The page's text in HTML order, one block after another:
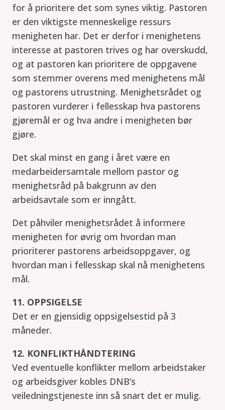
for å prioritere det som synes viktig. Pastoren
er den viktigste menneskelige ressurs
menigheten har. Det er derfor i menighetens
interesse at pastoren trives og har overskudd,
og at pastoren kan prioritere de oppgavene
som stemmer overens med menighetens mål
og pastorens utrustning. Menighetsrådet og
pastoren vurderer i fellesskap hva pastorens
gjøremål er og hva andre i menigheten bør
gjøre.
Det skal minst en gang i året være en
medarbeidersamtale mellom pastor og
menighetsråd på bakgrunn av den
arbeidsavtale som er inngått.
Det påhviler menighetsrådet å informere
menigheten for øvrig om hvordan man
prioriterer pastorens arbeidsoppgaver, og
hvordan man i fellesskap skal nå menighetens
mål.
11. OPPSIGELSE
Det er en gjensidig oppsigelsestid på 3
måneder.
12. KONFLIKTHÅNDTERING
Ved eventuelle konflikter mellom arbeidstaker
og arbeidsgiver kobles DNB’s
veiledningstjeneste inn så snart det er mulig.